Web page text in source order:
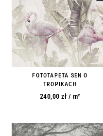
FOTOTAPETA SEN O
TROPIKACH
240,00 zł / m²